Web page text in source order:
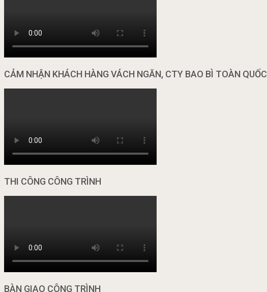
CẢM NHẬN KHÁCH HÀNG VÁCH NGĂN, CTY BAO BÌ TOÀN QUỐC
THI CÔNG CÔNG TRÌNH
BÀN GIAO CÔNG TRÌNH